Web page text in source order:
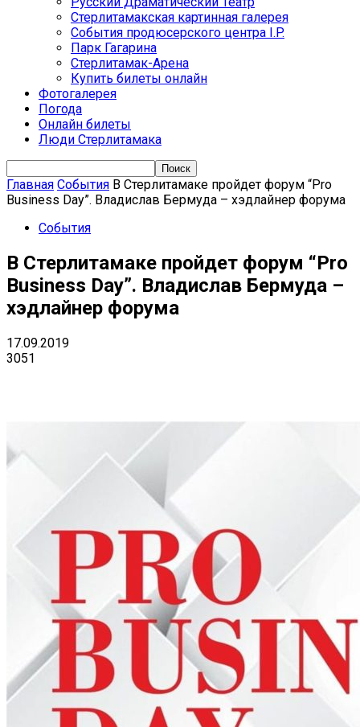
Стерлитамакская картинная галерея
События продюсерского центра I.P.
Парк Гагарина
Стерлитамак-Арена
Купить билеты онлайн
Фотогалерея
Погода
Онлайн билеты
Люди Стерлитамака
Главная События В Стерлитамаке пройдет форум “Pro
Business Day”. Владислав Бермуда – хэдлайнер форума
События
В Стерлитамаке пройдет форум “Pro
Business Day”. Владислав Бермуда –
хэдлайнер форума
17.09.2019
3051